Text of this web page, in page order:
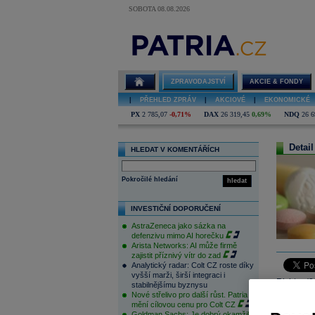
SOBOTA 08.08.2026
ZPRAVODAJSTVÍ AKCIE & FONDY
PŘEHLED ZPRÁV AKCIOVÉ EKONOMICKÉ
PX 2 785,07 -0,71% DAX 26 319,45 0,69% NDQ 26
HLEDAT V KOMENTÁŘÍCH
hledat
Pokročilé hledání
INVESTIČNÍ DOPORUČENÍ
AstraZeneca jako sázka na
defenzivu mimo AI horečku
Arista Networks: AI může firmě
zajistit příznivý vítr do zad
Analytický radar: Colt CZ roste díky
vyšší marži, širší integraci i
stabilnějšímu byznysu
Nové střelivo pro další růst. Patria
mění cílovou cenu pro Colt CZ
Richter